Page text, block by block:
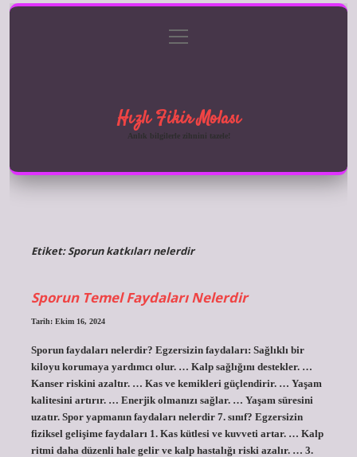
Gizlilik Politikası
menüyü
aç
Hızlı Fikir Molası
Anlık bilgilerle zihnini tazele!
Etiket:Sporun katkıları nelerdir
Sporun Temel Faydaları Nelerdir
Tarih: Ekim 16, 2024
Sporun faydaları nelerdir? Egzersizin faydaları: Sağlıklı bir
kiloyu korumaya yardımcı olur. … Kalp sağlığını destekler. …
Kanser riskini azaltır. … Kas ve kemikleri güçlendirir. … Yaşam
kalitesini artırır. … Enerjik olmanızı sağlar. … Yaşam süresini
uzatır. Spor yapmanın faydaları nelerdir 7. sınıf? Egzersizin
fiziksel gelişime faydaları 1. Kas kütlesi ve kuvveti artar. … Kalp
ritmi daha düzenli hale gelir ve kalp hastalığı riski azalır. … 3.